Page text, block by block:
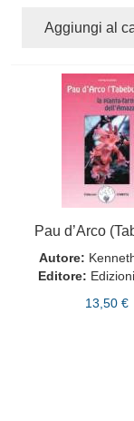
Aggiungi al
Pau d’Arco
Autore:
Editore:
13,50 €